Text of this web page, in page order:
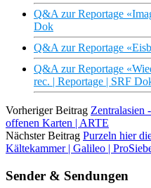
Q&A zur Reportage
Dok
Q&A zur Reportage
Q&A zur Reportage
rec. | Reportage | SRF
Vorheriger Beitrag Zentralasien
offenen Karten | ARTE
Nächster Beitrag Purzeln hier
Kältekammer | Galileo |
Sender & Sendungen